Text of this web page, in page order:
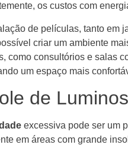
os custos com
de películas, tanto em
criar um ambiente
como consultórios e salas
um espaço mais
de
excessiva pode ser um
em áreas com grande